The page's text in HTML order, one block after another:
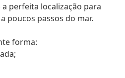
a perfeita localização para
poucos passos do mar.
forma: